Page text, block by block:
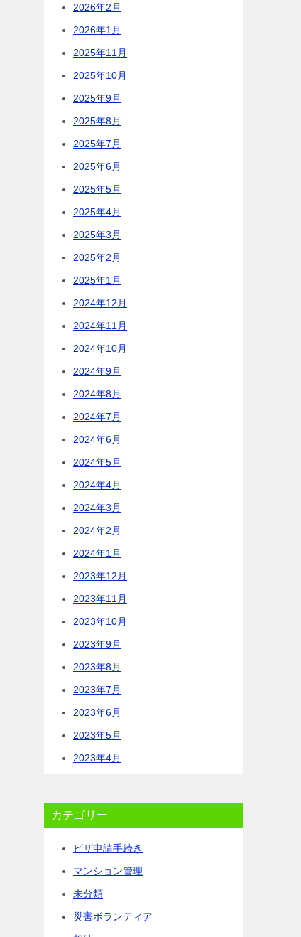
2026年2月
2026年1月
2025年11月
2025年10月
2025年9月
2025年8月
2025年7月
2025年6月
2025年5月
2025年4月
2025年3月
2025年2月
2025年1月
2024年12月
2024年11月
2024年10月
2024年9月
2024年8月
2024年7月
2024年6月
2024年5月
2024年4月
2024年3月
2024年2月
2024年1月
2023年12月
2023年11月
2023年10月
2023年9月
2023年8月
2023年7月
2023年6月
2023年5月
2023年4月
カテゴリー
ビザ申請手続き
マンション管理
未分類
災害ボランティア